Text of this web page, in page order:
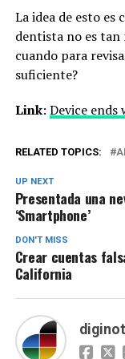
La idea de esto es
dentista no es tan
cuando para
suficiente?
Link: Device
RELATED TOPICS:
UP NEXT
Presentada una
‘Smartphone’
DON'T MISS
Crear cuentas
California